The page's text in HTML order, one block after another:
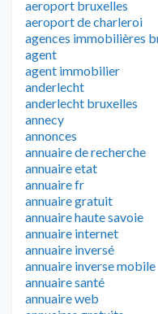
aeroport bruxelles
aeroport de charleroi
agences immobilières
agent
agent immobilier
anderlecht
anderlecht bruxelles
annecy
annonces
annuaire de recherche
annuaire etat
annuaire fr
annuaire gratuit
annuaire haute savoie
annuaire internet
annuaire inversé
annuaire inverse mobile
annuaire santé
annuaire web